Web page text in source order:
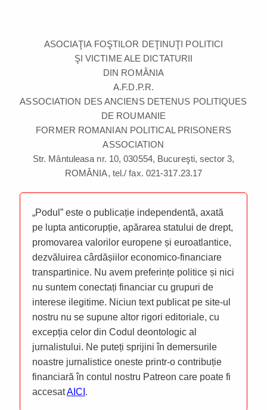
ASOCIAŢIA FOŞTILOR DEŢINUŢI POLITICI
ŞI VICTIME ALE DICTATURII
DIN ROMÂNIA
A.F.D.P.R.
ASSOCIATION DES ANCIENS DETENUS POLITIQUES
DE ROUMANIE
FORMER ROMANIAN POLITICAL PRISONERS
ASSOCIATION
Str. Mântuleasa nr. 10, 030554, Bucureşti, sector 3,
ROMÂNIA, tel./ fax. 021-317.23.17
„Podul” este o publicație independentă, axată
pe lupta anticorupție, apărarea statului de drept,
promovarea valorilor europene și euroatlantice,
dezvăluirea cârdășiilor economico-financiare
transpartinice. Nu avem preferințe politice și nici
nu suntem conectați financiar cu grupuri de
interese ilegitime. Niciun text publicat pe site-ul
nostru nu se supune altor rigori editoriale, cu
excepția celor din Codul deontologic al
jurnalistului. Ne puteți sprijini în demersurile
noastre jurnalistice oneste printr-o contribuție
financiară în contul nostru Patreon care poate fi
accesatAICI .